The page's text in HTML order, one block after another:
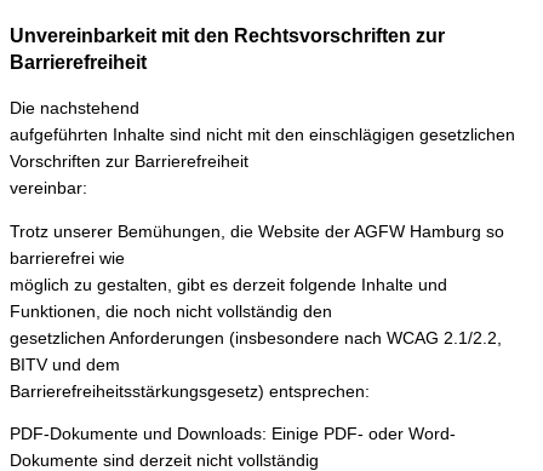
Unvereinbarkeit mit den Rechtsvorschriften zur
Barrierefreiheit
Die nachstehend
aufgeführten Inhalte sind nicht mit den einschlägigen gesetzlichen
Vorschriften zur Barrierefreiheit
vereinbar:
Trotz unserer Bemühungen, die Website der AGFW Hamburg so
barrierefrei wie
möglich zu gestalten, gibt es derzeit folgende Inhalte und
Funktionen, die noch nicht vollständig den
gesetzlichen Anforderungen (insbesondere nach WCAG 2.1/2.2,
BITV und dem
Barrierefreiheitsstärkungsgesetz) entsprechen:
PDF-Dokumente und Downloads: Einige PDF- oder Word-
Dokumente sind derzeit nicht vollständig